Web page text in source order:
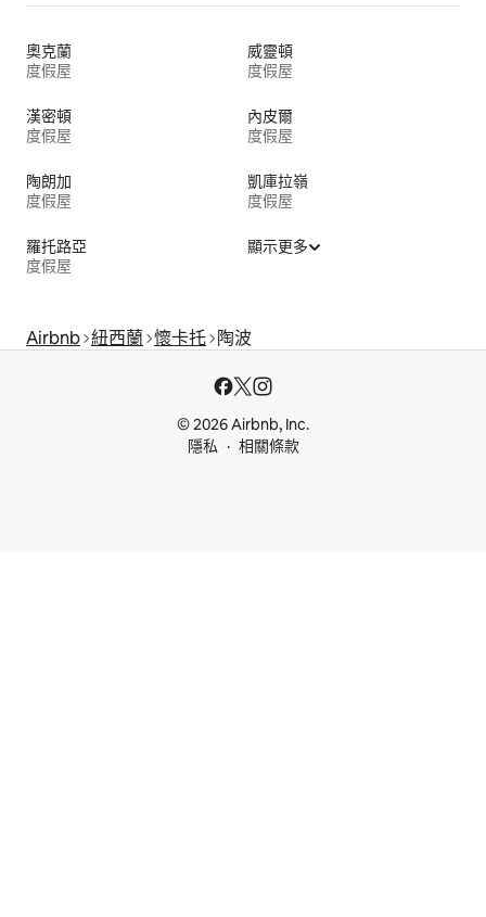
奧克蘭
度假屋
威靈頓
度假屋
漢密頓
度假屋
內皮爾
度假屋
陶朗加
度假屋
凱庫拉嶺
度假屋
羅托路亞
度假屋
顯示更多
Airbnb 紐西蘭 懷卡托 陶波
© 2026 Airbnb, Inc.
隱私
相關條款